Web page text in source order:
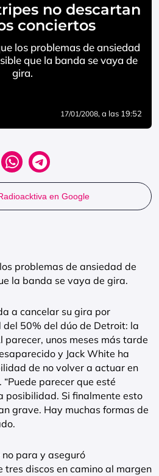
no descartan
conciertos
los problemas de ansiedad
que la banda se vaya de
gira.
17/01/2008, a las 19:52
en Google
problemas de ansiedad de
la banda se vaya de gira.
a cancelar su gira por
50% del dúo de Detroit: la
unos meses más tarde
y Jack White ha
de no volver a actuar en
parecer que esté
posibilidad. Si finalmente esto
grave. Hay muchas formas de
para y aseguró
tres discos en camino al margen